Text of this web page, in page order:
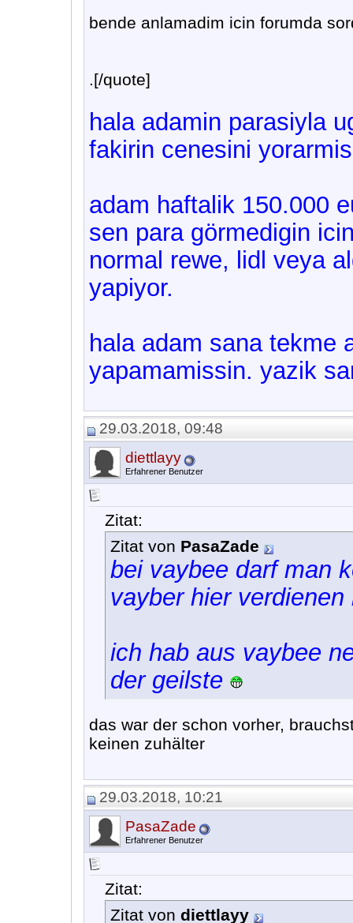
bende anlamadim icin forumda
.[/quote]
hala adamin parasiyla
fakirin cenesini
adam haftalik 150.000
sen para görmedigin
normal rewe, lidl veya
yapiyor.
hala adam sana tekme
yapamamissin. yazik
29.03.2018, 09:48
diettlayy
Erfahrener Benutzer
Zitat:
Zitat von PasaZade
bei vaybee darf man
vayber hier
ich hab aus vaybee
der geilste
das war der schon vorher,
keinen zuhälter
29.03.2018, 10:21
PasaZade
Erfahrener Benutzer
Zitat:
Zitat von diettlayy